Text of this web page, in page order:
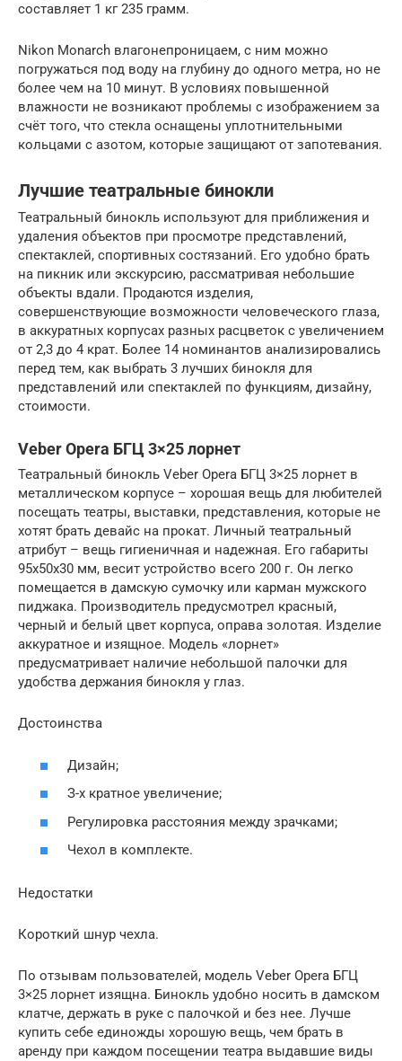
составляет 1 кг 235 грамм.
Nikon Monarch влагонепроницаем, с ним можно
погружаться под воду на глубину до одного метра, но не
более чем на 10 минут. В условиях повышенной
влажности не возникают проблемы с изображением за
счёт того, что стекла оснащены уплотнительными
кольцами с азотом, которые защищают от запотевания.
Лучшие театральные бинокли
Театральный бинокль используют для приближения и
удаления объектов при просмотре представлений,
спектаклей, спортивных состязаний. Его удобно брать
на пикник или экскурсию, рассматривая небольшие
объекты вдали. Продаются изделия,
совершенствующие возможности человеческого глаза,
в аккуратных корпусах разных расцветок с увеличением
от 2,3 до 4 крат. Более 14 номинантов анализировались
перед тем, как выбрать 3 лучших бинокля для
представлений или спектаклей по функциям, дизайну,
стоимости.
Veber Opera БГЦ 3×25 лорнет
Театральный бинокль Veber Opera БГЦ 3×25 лорнет в
металлическом корпусе – хорошая вещь для любителей
посещать театры, выставки, представления, которые не
хотят брать девайс на прокат. Личный театральный
атрибут – вещь гигиеничная и надежная. Его габариты
95х50х30 мм, весит устройство всего 200 г. Он легко
помещается в дамскую сумочку или карман мужского
пиджака. Производитель предусмотрел красный,
черный и белый цвет корпуса, оправа золотая. Изделие
аккуратное и изящное. Модель «лорнет»
предусматривает наличие небольшой палочки для
удобства держания бинокля у глаз.
Достоинства
Дизайн;
З-х кратное увеличение;
Регулировка расстояния между зрачками;
Чехол в комплекте.
Недостатки
Короткий шнур чехла.
По отзывам пользователей, модель Veber Opera БГЦ
3×25 лорнет изящна. Бинокль удобно носить в дамском
клатче, держать в руке с палочкой и без нее. Лучше
купить себе единожды хорошую вещь, чем брать в
аренду при каждом посещении театра выдавшие виды